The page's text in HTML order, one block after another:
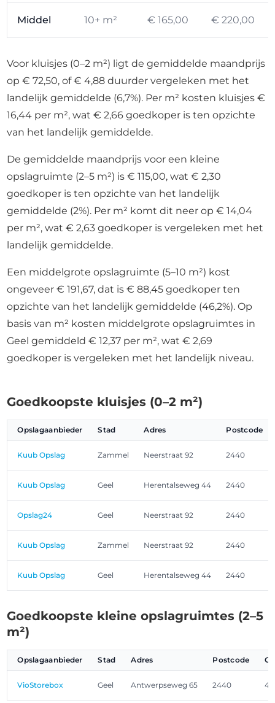
Middel 10+ m² € 165,00 € 220,00
Voor kluisjes (0–2 m²) ligt de gemiddelde maandprijs
op € 72,50, of € 4,88 duurder vergeleken met het
landelijk gemiddelde (6,7%). Per m² kosten kluisjes €
16,44 per m², wat € 2,66 goedkoper is ten opzichte
van het landelijk gemiddelde.
De gemiddelde maandprijs voor een kleine
opslagruimte (2–5 m²) is € 115,00, wat € 2,30
goedkoper is ten opzichte van het landelijk
gemiddelde (2%). Per m² komt dit neer op € 14,04
per m², wat € 2,63 goedkoper is vergeleken met het
landelijk gemiddelde.
Een middelgrote opslagruimte (5–10 m²) kost
ongeveer € 191,67, dat is € 88,45 goedkoper ten
opzichte van het landelijk gemiddelde (46,2%). Op
basis van m² kosten middelgrote opslagruimtes in
Geel gemiddeld € 12,37 per m², wat € 2,69
goedkoper is vergeleken met het landelijk niveau.
Goedkoopste kluisjes (0–2 m²)
Opslagaanbieder Stad Adres Postcode
Kuub Opslag Zammel Neerstraat 92 2440
Kuub Opslag Geel Herentalseweg 44 2440
Opslag24 Geel Neerstraat 92 2440
Kuub Opslag Zammel Neerstraat 92 2440
Kuub Opslag Geel Herentalseweg 44 2440
Goedkoopste kleine opslagruimtes (2–5
m²)
Opslagaanbieder Stad Adres Postcode
VioStorebox Geel Antwerpseweg 65 2440